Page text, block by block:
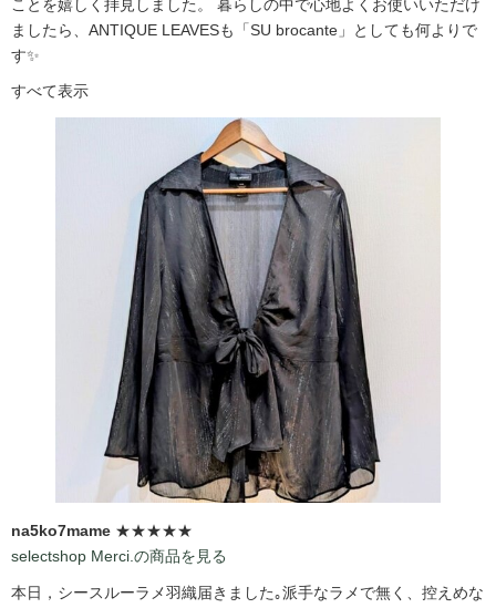
ことを嬉しく拝見しました。 暮らしの中で心地よくお使いいただけ
ましたら、ANTIQUE LEAVESも「SU brocante」としても何よりで
す✨
すべて表示
na5ko7mame ★★★★★
selectshop Merci.の商品を見る
本日，シースルーラメ羽織届きました｡派手なラメで無く、控えめな